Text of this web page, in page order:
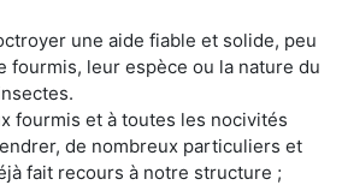
une aide fiable et solide, peu
fourmis, leur espèce ou la nature du
fourmis et à toutes les nocivités
de nombreux particuliers et
fait recours à notre structure ;